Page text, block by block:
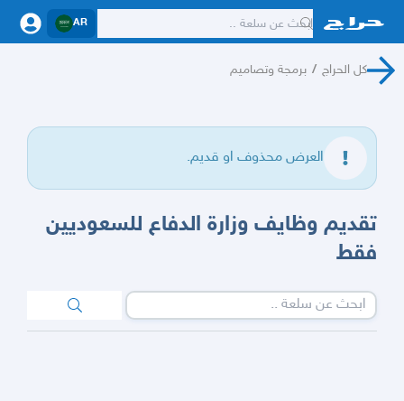
AR
كل الحراج / برمجة وتصاميم
العرض محذوف او قديم.
تقديم وظايف وزارة الدفاع للسعوديين
فقط